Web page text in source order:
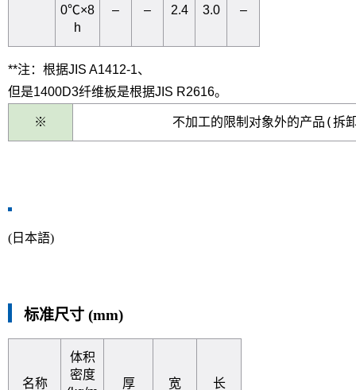
0℃×8
h
– – 2.4 3.0 –
**注：根据JIS A1412-1、
但是1400D3纤维板是根据JIS R2616。
※ 不加工的限制对象外的产品(拆
(日本語)
标准尺寸 (mm)
名称
体积
密度
厚 宽 长